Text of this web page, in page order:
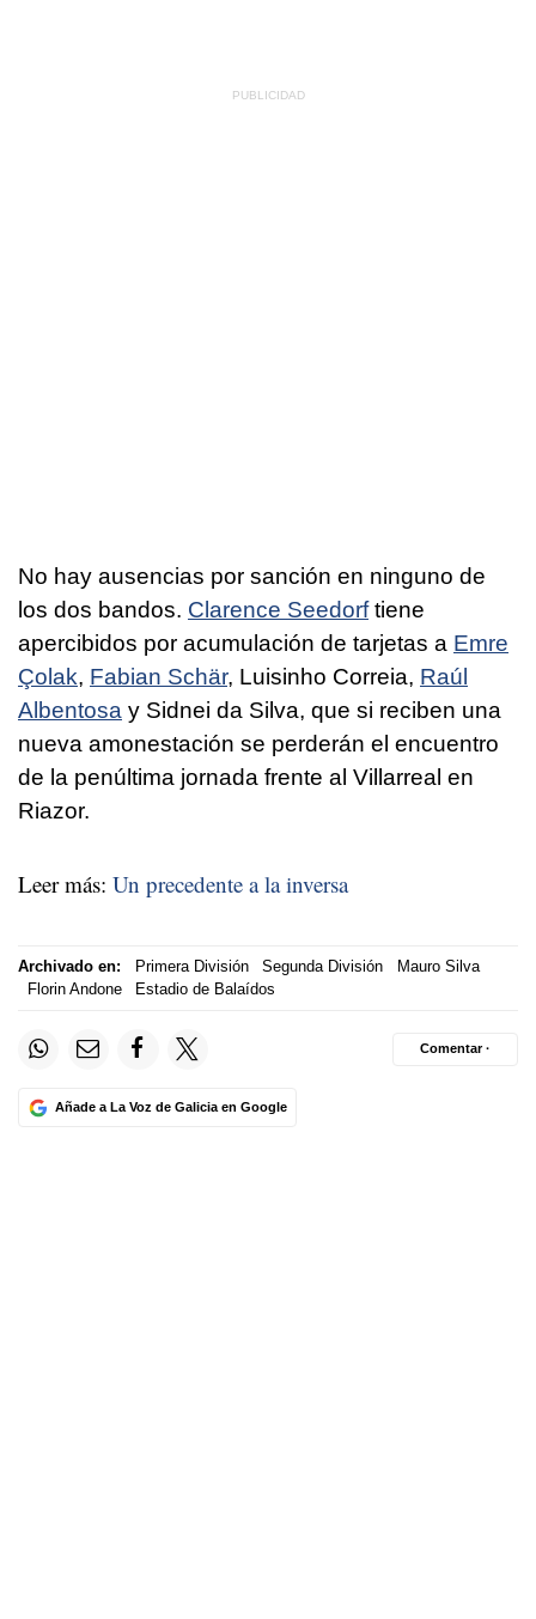
No hay ausencias por sanción en ninguno de
los dos bandos. Clarence Seedorftiene
apercibidos por acumulación de tarjetas a Emre
Çolak, Fabian Schär, Luisinho Correia, Raúl
Albentosa y Sidnei da Silva, que si reciben una
nueva amonestación se perderán el encuentro
de la penúltima jornada frente al Villarreal en
Riazor.
Leer más: Un precedente a la inversa
Archivado en: Primera División Segunda División
Mauro Silva
Florin Andone
Estadio de Balaídos
Añade a La Voz de Galicia en Google
Comentar ·